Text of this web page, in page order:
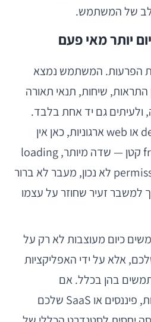
של המשתמש.
יותר מאי פעם
הפרעות. המשתמש נמצא
שיחות, תנאי תאורה
ולעיתים גם יד אחת בלבד.
בניגוד למערכות desktop או web ארגוניות, כאן אין
מרחב סלחני. כל friction קטן — שדה מיותר, loading
לא מוסבר, permission timing לא נכון, מעבר לא ברור
למשבר זעיר שחוזר על עצמו
כיום מעוצבות לא רק על
אלא על ידי האפליקציות
בהן בכלל. אם
אפליקציית מסחר, בריאות, פיננסים או SaaS שלכם